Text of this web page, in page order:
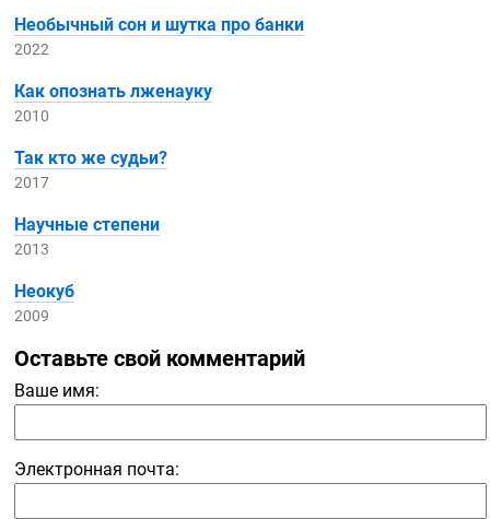
Необычный сон и шутка про банки
2022
Как опознать лженауку
2010
Так кто же судьи?
2017
Научные степени
2013
Неокуб
2009
Оставьте свой комментарий
Ваше имя:
Электронная почта: